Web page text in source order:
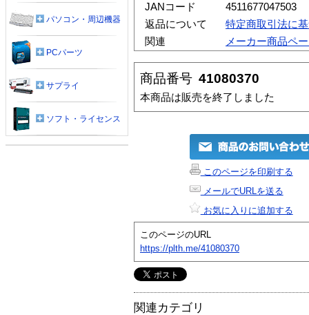
JANコード
4511677047503
返品について
特定商取引法に
関連
メーカー商品ペ
商品番号 41080370
本商品は販売を終了しました
このページを印刷する
メールでURLを送る
お気に入りに追加する
このページのURL
https://plth.me/41080370
関連カテゴリ
パソコン・周辺機器
PCパーツ
サプライ
ソフト・ライセンス